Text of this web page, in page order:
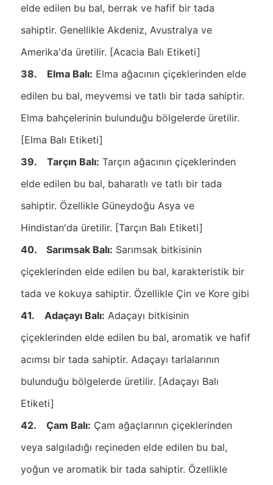
elde edilen bu bal, berrak ve hafif bir tada
sahiptir. Genellikle Akdeniz, Avustralya ve
Amerika'da üretilir. [Acacia Balı Etiketi]
38. Elma Balı: Elma ağacının çiçeklerinden elde
edilen bu bal, meyvemsi ve tatlı bir tada sahiptir.
Elma bahçelerinin bulunduğu bölgelerde üretilir.
[Elma Balı Etiketi]
39. Tarçın Balı: Tarçın ağacının çiçeklerinden
elde edilen bu bal, baharatlı ve tatlı bir tada
sahiptir. Özellikle Güneydoğu Asya ve
Hindistan'da üretilir. [Tarçın Balı Etiketi]
40. Sarımsak Balı: Sarımsak bitkisinin
çiçeklerinden elde edilen bu bal, karakteristik bir
tada ve kokuya sahiptir. Özellikle Çin ve Kore gibi
41. Adaçayı Balı: Adaçayı bitkisinin
çiçeklerinden elde edilen bu bal, aromatik ve hafif
acımsı bir tada sahiptir. Adaçayı tarlalarının
bulunduğu bölgelerde üretilir. [Adaçayı Balı
Etiketi]
42. Çam Balı: Çam ağaçlarının çiçeklerinden
veya salgıladığı reçineden elde edilen bu bal,
yoğun ve aromatik bir tada sahiptir. Özellikle